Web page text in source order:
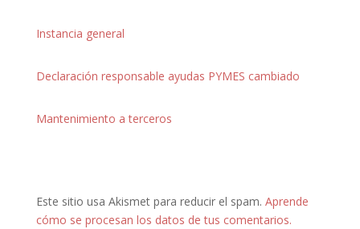
Instancia general
Declaración responsable ayudas PYMES cambiado
Mantenimiento a terceros
Este sitio usa Akismet para reducir el spam. Aprende
cómo se procesan los datos de tus comentarios.